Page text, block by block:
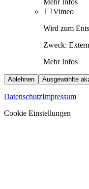
Mehr Infos
Vimeo
Wird zum
Zweck:
Mehr Infos
Ablehnen Ausgewählte
DatenschutzImpressum
Cookie Einstellungen